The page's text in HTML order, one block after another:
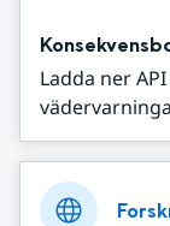
Ladda ner